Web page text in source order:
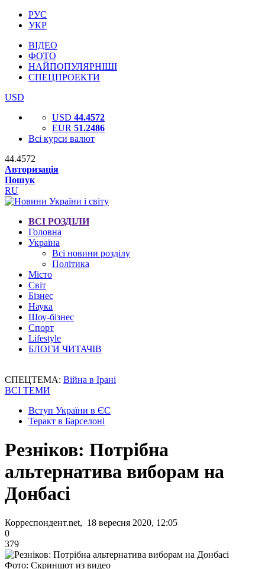
РУС
УКР
ВІДЕО
ФОТО
НАЙПОПУЛЯРНІШІ
СПЕЦПРОЕКТИ
USD
USD 44.4572
EUR 51.2486
Всі курси валют
44.4572
Авторизація
Пошук
RU
ВСІ РОЗДІЛИ
Головна
Україна
Всі новини розділу
Політика
Місто
Світ
Бізнес
Наука
Шоу-бізнес
Спорт
Lifestyle
БЛОГИ ЧИТАЧІВ
СПЕЦТЕМА: Війна в Ірані
ВСІ ТЕМИ
Вступ України в ЄС
Теракт в Барселоні
Резніков: Потрібна
альтернатива виборам на
Донбасі
Корреспондент.net, 18 вересня 2020, 12:05
0
379
Фото: Скриншот из видео